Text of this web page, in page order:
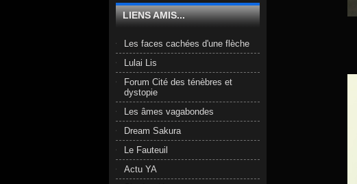
LIENS AMIS...
Les faces cachées d'une flèche
Lulai Lis
Forum Cité des ténèbres et
dystopie
Les âmes vagabondes
Dream Sakura
Le Fauteuil
Actu YA